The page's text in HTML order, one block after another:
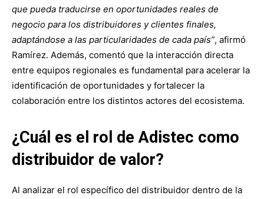
que pueda traducirse en oportunidades reales de
negocio para los distribuidores y clientes finales,
adaptándose a las particularidades de cada país”, afirmó
Ramírez. Además, comentó que la interacción directa
entre equipos regionales es fundamental para acelerar la
identificación de oportunidades y fortalecer la
colaboración entre los distintos actores del ecosistema.
¿Cuál es el rol de Adistec como
distribuidor de valor?
Al analizar el rol específico del distribuidor dentro de la